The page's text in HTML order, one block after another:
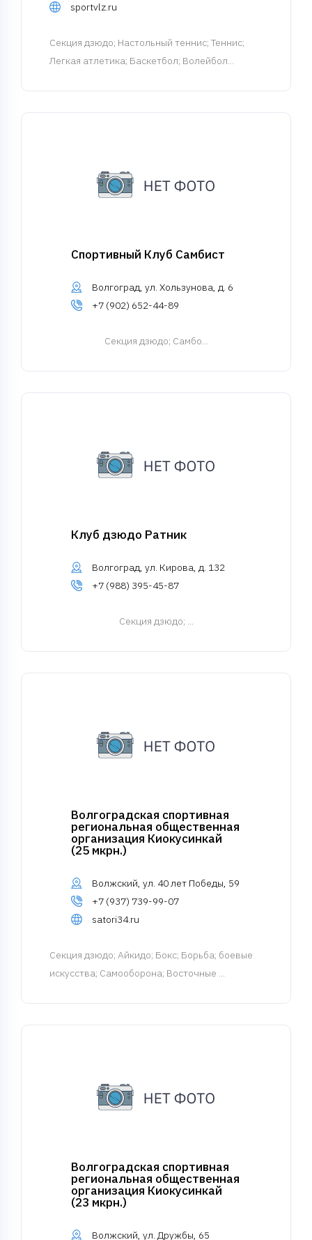
sportvlz.ru
Cекция дзюдо; Настольный теннис; Теннис;
Легкая атлетика; Баскетбол; Волейбол...
Спортивный Клуб Самбист
Волгоград, ул. Хользунова, д. 6
+7 (902) 652-44-89
Cекция дзюдо; Самбо...
Клуб дзюдо Ратник
Волгоград, ул. Кирова, д. 132
+7 (988) 395-45-87
Cекция дзюдо; ...
Волгоградская спортивная
региональная общественная
организация Киокусинкай
(25 мкрн.)
Волжский, ул. 40 лет Победы, 59
+7 (937) 739-99-07
satori34.ru
Cекция дзюдо; Айкидо; Бокс; Борьба; боевые
искусства; Самооборона; Восточные ...
Волгоградская спортивная
региональная общественная
организация Киокусинкай
(23 мкрн.)
Волжский, ул. Дружбы, 65